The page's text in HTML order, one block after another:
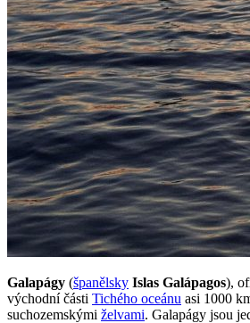
Galapágy (španělsky Islas Galápagos),
východní části Tichého oceánu asi 1000
suchozemskými želvami. Galapágy jsou